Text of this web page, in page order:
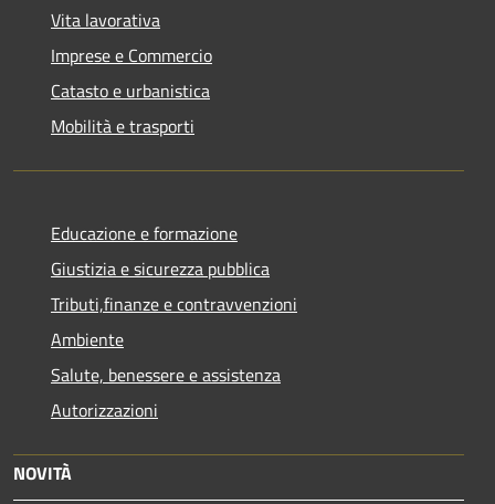
Vita lavorativa
Imprese e Commercio
Catasto e urbanistica
Mobilità e trasporti
Educazione e formazione
Giustizia e sicurezza pubblica
Tributi,finanze e contravvenzioni
Ambiente
Salute, benessere e assistenza
Autorizzazioni
NOVITÀ